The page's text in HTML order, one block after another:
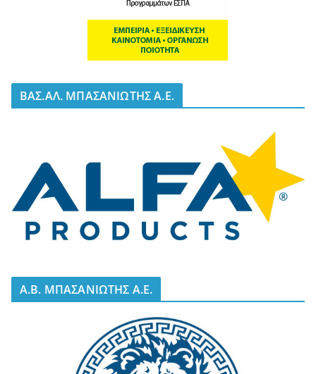
BΑΣ.ΑΛ. ΜΠΑΣΑΝΙΩΤΗΣ Α.Ε.
A.B. ΜΠΑΣΑΝΙΩΤΗΣ Α.Ε.